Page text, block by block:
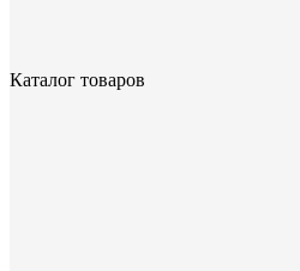
Каталог товаров